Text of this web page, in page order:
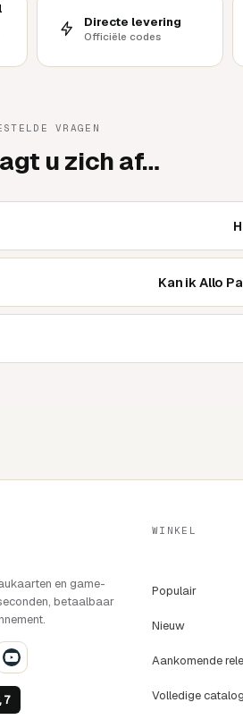
Directe levering
Officiële codes
VRAGEN
u zich af…
Kan ik Allo
en game-
betaalbaar
WINKEL
Populair
Nieuw
Aankomende
Volledige